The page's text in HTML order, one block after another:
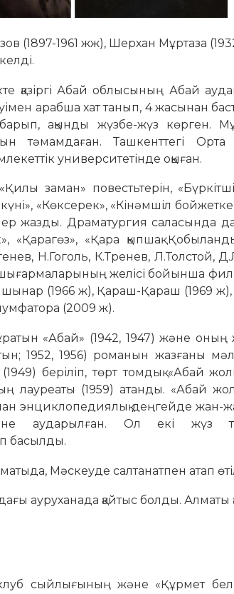
(1897-1961 жж), Шерхан Мұртаза
қазіргі Абай облысының Абай
арабша хат танып, 4 жасынан
ақынды жүзбе-жүз көрген.
тәмамдаған. Ташкенттегі
университетінде оқыған.
заман» повестьтерін,
«Көксерек», «Кінәмшіл
жазды. Драматургия саласында
«Қарагөз», «Қара қыпшақ
Н.Гоголь, К.Тренев,
шығармаларының желісі бойынша
(1966 ж), Қараш-Қараш (1969
(2009 ж).
«Абай» (1942, 1947) және
1952, 1956) романын жазғаны
беріліп, төрт томдық «Абай
лауреаты (1959) атанды. «Абай
энциклопедиялық деңгейде жан-
аударылған. Ол екі жүз
басылды.
Мәскеуде салтанатпен атап
ауруханада қайтыс болды. Алматы
сыйлығының және «Құрмет